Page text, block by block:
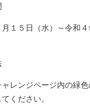
１５日（水）～令和
レンジページ内の緑
ください。